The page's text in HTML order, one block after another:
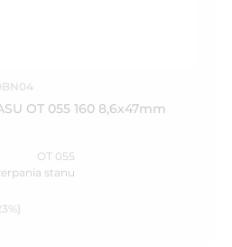
OT 055 160 8,6x47mm
OT 055
stanu